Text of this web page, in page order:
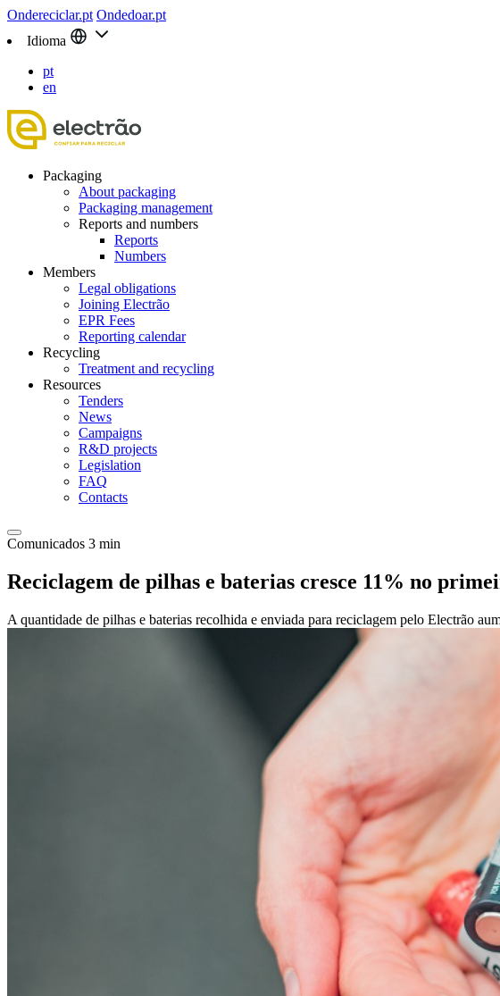
Ondereciclar.pt Ondedoar.pt
Idioma
pt
en
Packaging
About packaging
Packaging management
Reports and numbers
Reports
Numbers
Members
Legal obligations
Joining Electrão
EPR Fees
Reporting calendar
Recycling
Treatment and recycling
Resources
Tenders
News
Campaigns
R&D projects
Legislation
FAQ
Contacts
Comunicados 3 min
Reciclagem de pilhas e baterias cresce 11% no
A quantidade de pilhas e baterias recolhida e enviada para reciclagem pelo Electrão